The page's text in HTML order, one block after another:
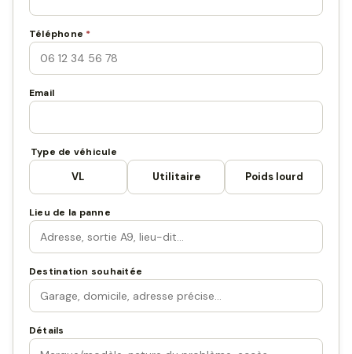
Téléphone *
Email
Type de véhicule
VL Utilitaire Poids lourd
Lieu de la panne
Destination souhaitée
Détails